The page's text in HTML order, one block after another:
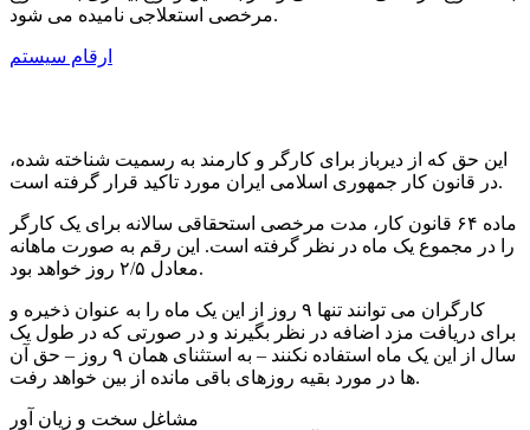
مرخصی استعلاجی نامیده می شود.
ارقام سیستم
این حق که از دیرباز برای کارگر و کارمند به رسمیت شناخته شده،
در قانون کار جمهوری اسلامی ایران مورد تاکید قرار گرفته است.
ماده ۶۴ قانون کار، مدت مرخصی استحقاقی سالانه برای یک کارگر
را در مجموع یک ماه در نظر گرفته است. این رقم به صورت ماهانه
معادل ۲/۵ روز خواهد بود.
کارگران می توانند تنها ۹ روز از این یک ماه را به عنوان ذخیره و
برای دریافت مزد اضافه در نظر بگیرند و در صورتی که در طول یک
سال از این یک ماه استفاده نکنند – به استثنای همان ۹ روز – حق آن
ها در مورد بقیه روزهای باقی مانده از بین خواهد رفت.
مشاغل سخت و زیان آور